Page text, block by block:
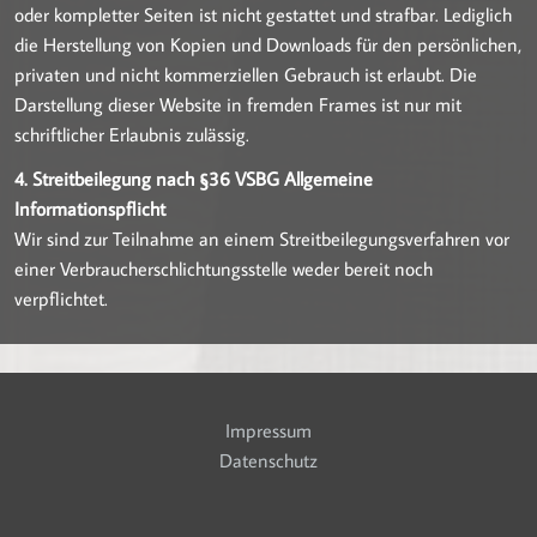
oder kompletter Seiten ist nicht gestattet und strafbar. Lediglich
die Herstellung von Kopien und Downloads für den persönlichen,
privaten und nicht kommerziellen Gebrauch ist erlaubt. Die
Darstellung dieser Website in fremden Frames ist nur mit
schriftlicher Erlaubnis zulässig.
4. Streitbeilegung nach §36 VSBG Allgemeine
Informationspflicht
Wir sind zur Teilnahme an einem Streitbeilegungsverfahren vor
einer Verbraucherschlichtungsstelle weder bereit noch
verpflichtet.
Impressum
Datenschutz